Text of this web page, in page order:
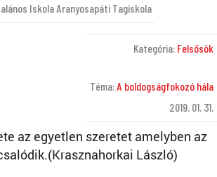
Iskola Aranyosapáti Tagiskola
Kategória: Felsősök
Téma: A boldogságfokozó hála
2019. 01. 31.
az egyetlen szeretet amelyben az
László)